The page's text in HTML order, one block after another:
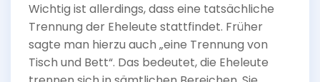
Wichtig ist allerdings, dass eine tatsächliche
Trennung der Eheleute stattfindet. Früher
sagte man hierzu auch „eine Trennung von
Tisch und Bett“. Das bedeutet, die Eheleute